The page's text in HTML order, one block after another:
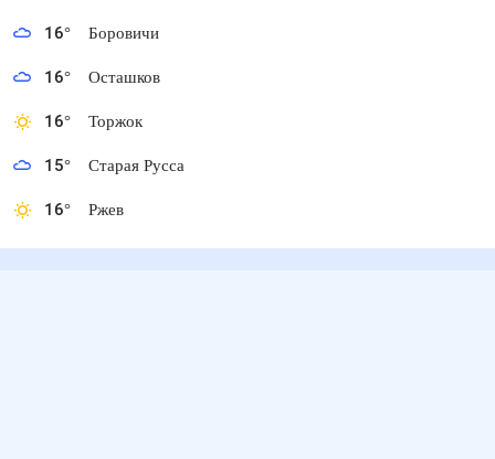
16° Боровичи
16° Осташков
16° Торжок
15° Старая Русса
16° Ржев